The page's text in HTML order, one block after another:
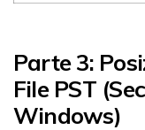
Parte 3:
File PST
Windows)